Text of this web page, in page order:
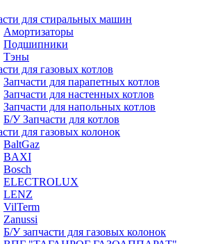
для стиральных машин
Амортизаторы
Подшипники
Тэны
для газовых котлов
Запчасти для парапетных котлов
Запчасти для настенных котлов
Запчасти для напольных котлов
Б/У Запчасти для котлов
для газовых колонок
BaltGaz
BAXI
Bosch
ELECTROLUX
LENZ
VilTerm
Zanussi
Б/У запчасти для газовых колонок